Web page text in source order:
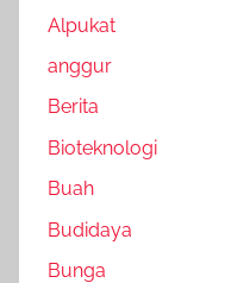
Alpukat
anggur
Berita
Bioteknologi
Buah
Budidaya
Bunga